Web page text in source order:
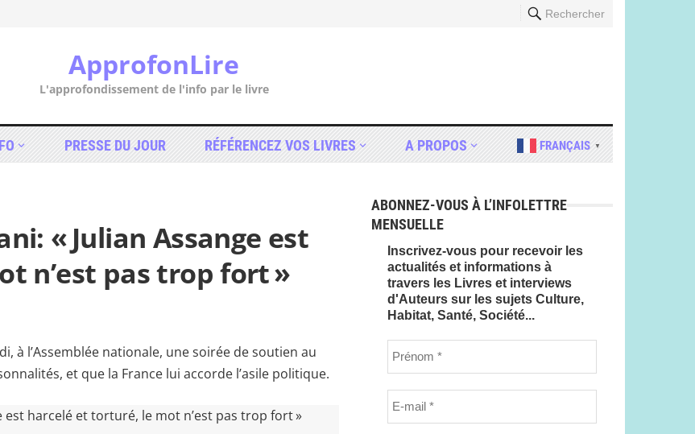
Rechercher
ApprofonLire
L'approfondissement de l'info par le livre
PRESSE DU JOUR RÉFÉRENCEZ VOS LIVRES A PROPOS FRANÇAIS ▼
« Julian Assange est
n’est pas trop fort »
à l’Assemblée nationale, une soirée de soutien au
et que la France lui accorde l’asile politique.
ABONNEZ-VOUS À L’INFOLETTRE
MENSUELLE
Inscrivez-vous pour recevoir les
actualités et informations à
travers les Livres et interviews
d'Auteurs sur les sujets Culture,
Habitat, Santé, Société...